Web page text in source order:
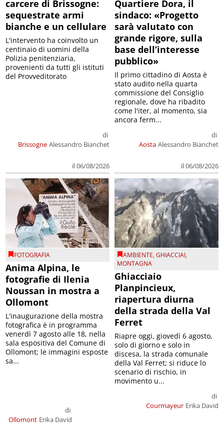
carcere di Brissogne:
sequestrate armi
bianche e un cellulare
Brissogne
di
Alessandro Bianchet
il 06/08/2026
L'intervento ha coinvolto un
centinaio di uomini della
Polizia penitenziaria,
provenienti da tutti gli istituti
del Provveditorato
Quartiere Dora, il
sindaco: «Progetto
sarà valutato con
grande rigore, sulla
base dell’interesse
pubblico»
Aosta
di
Alessandro Bianchet
il 06/08/2026
Il primo cittadino di Aosta è
stato audito nella quarta
commissione del Consiglio
regionale, dove ha ribadito
come l'iter, al momento, sia
ancora ferm...
FOTOGRAFIA
Anima Alpina, le
fotografie di Ilenia
Noussan in mostra a
Ollomont
Ollomont
di
Erika David
L'inaugurazione della mostra
fotografica è in programma
venerdì 7 agosto alle 18, nella
sala espositiva del Comune di
Ollomont; le immagini esposte
sa...
AMBIENTE,GHIACCIAI,
MONTAGNA
Ghiacciaio
Planpincieux,
riapertura diurna
della strada della Val
Ferret
Courmayeur
di
Erika David
Riapre oggi, giovedì 6 agosto,
solo di giorno e solo in
discesa, la strada comunale
della Val Ferret; si riduce lo
scenario di rischio, in
movimento u...